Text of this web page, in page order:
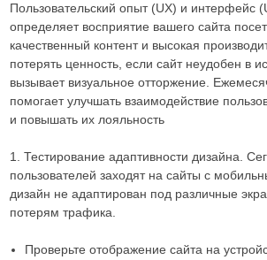
Пользовательский опыт (UX) и интерфейс
определяет восприятие вашего сайта
качественный контент и высокая
потерять ценность, если сайт неудобен в
вызывает визуальное отторжение.
помогает улучшать взаимодействие
и повышать их лояльность
1. Тестирование адаптивности дизайна.
пользователей заходят на сайты с
дизайн не адаптирован под различные
потерям трафика.
Проверьте отображение сайта на